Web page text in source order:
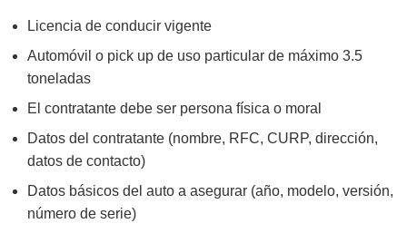
Licencia de conducir vigente
Automóvil o pick up de uso particular de máximo 3.5
toneladas
El contratante debe ser persona física o moral
Datos del contratante (nombre, RFC, CURP, dirección,
datos de contacto)
Datos básicos del auto a asegurar (año, modelo, versión,
número de serie)